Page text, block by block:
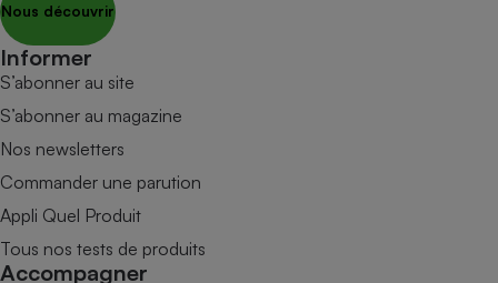
Nous découvrir
Informer
S’abonner au site
S’abonner au magazine
Nos newsletters
Commander une parution
Appli Quel Produit
Tous nos tests de produits
Accompagner